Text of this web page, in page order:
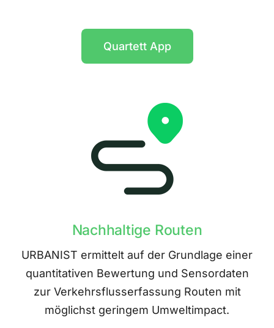
Quartett App
Nachhaltige Routen
URBANIST ermittelt auf der Grundlage einer
quantitativen Bewertung und Sensordaten
zur Verkehrsflusserfassung Routen mit
möglichst geringem Umweltimpact.